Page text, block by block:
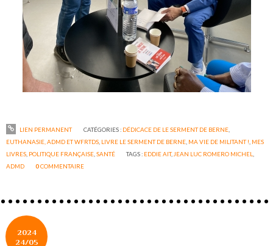
LIEN PERMANENT CATÉGORIES : DÉDICACE DE LE SERMENT DE BERNE,
EUTHANASIE, ADMD ET WFRTDS LIVRE LE SERMENT DE BERNE MA VIE DE MILITANT ! MES
LIVRES POLITIQUE FRANÇAISE ,SANTÉ TAGS : EDDIE AIT, JEAN LUC ROMERO MICHEL
ADMD
0COMMENTAIRE
2024
24/05